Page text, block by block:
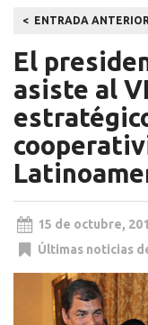
de
entradas
ENTRADA ANTERIOR
El
asiste al
15 de octubre,
Últimas noticias